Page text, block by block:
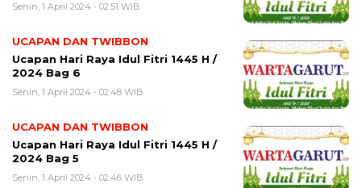
Senin, 1 April 2024 - 02:51 WIB
UCAPAN DAN TWIBBON
Ucapan Hari Raya Idul Fitri 1445 H /
2024 Bag 6
Senin, 1 April 2024 - 02:48 WIB
UCAPAN DAN TWIBBON
Ucapan Hari Raya Idul Fitri 1445 H /
2024 Bag 5
Senin, 1 April 2024 - 02:46 WIB